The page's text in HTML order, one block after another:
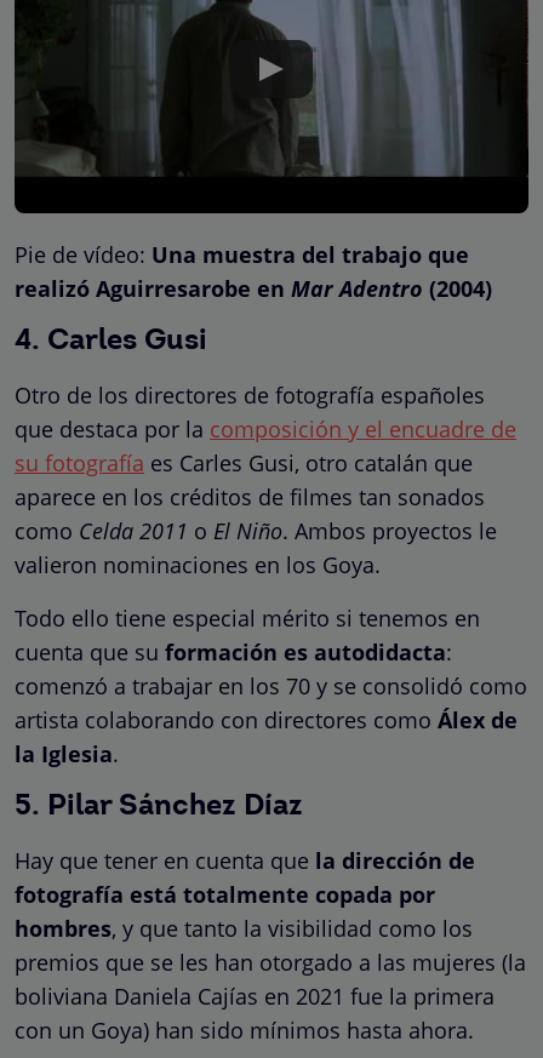
Pie de vídeo: Una muestra del trabajo que
realizó Aguirresarobe en Mar Adentro (2004)
4. Carles Gusi
Otro de los directores de fotografía españoles
que destaca por la composición y el encuadre de
su fotografía es Carles Gusi, otro catalán que
aparece en los créditos de filmes tan sonados
como Celda 2011 o El Niño. Ambos proyectos le
valieron nominaciones en los Goya.
Todo ello tiene especial mérito si tenemos en
cuenta que su formación es autodidacta:
comenzó a trabajar en los 70 y se consolidó como
artista colaborando con directores como Álex de
la Iglesia.
5. Pilar Sánchez Díaz
Hay que tener en cuenta que la dirección de
fotografía está totalmente copada por
hombres, y que tanto la visibilidad como los
premios que se les han otorgado a las mujeres (la
boliviana Daniela Cajías en 2021 fue la primera
con un Goya) han sido mínimos hasta ahora.